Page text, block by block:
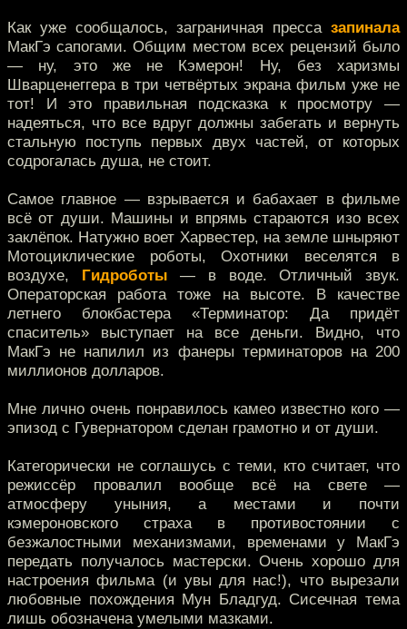
Как уже сообщалось, заграничная пресса запинала
МакГэ сапогами. Общим местом всех рецензий было
— ну, это же не Кэмерон! Ну, без харизмы
Шварценеггера в три четвёртых экрана фильм уже не
тот! И это правильная подсказка к просмотру —
надеяться, что все вдруг должны забегать и вернуть
стальную поступь первых двух частей, от которых
содрогалась душа, не стоит.
Самое главное — взрывается и бабахает в фильме
всё от души. Машины и впрямь стараются изо всех
заклёпок. Натужно воет Харвестер, на земле шныряют
Мотоциклические роботы, Охотники веселятся в
воздухе, Гидроботы — в воде. Отличный звук.
Операторская работа тоже на высоте. В качестве
летнего блокбастера «Терминатор: Да придёт
спаситель» выступает на все деньги. Видно, что
МакГэ не напилил из фанеры терминаторов на 200
миллионов долларов.
Мне лично очень понравилось камео известно кого —
эпизод с Гувернатором сделан грамотно и от души.
Категорически не соглашусь с теми, кто считает, что
режиссёр провалил вообще всё на свете —
атмосферу уныния, а местами и почти
кэмероновского страха в противостоянии с
безжалостными механизмами, временами у МакГэ
передать получалось мастерски. Очень хорошо для
настроения фильма (и увы для нас!), что вырезали
любовные похождения Мун Бладгуд. Сисечная тема
лишь обозначена умелыми мазками.